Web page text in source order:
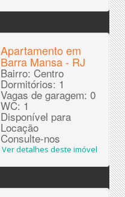
Apartamento em
Barra Mansa - RJ
Bairro: Centro
Dormitórios: 1
Vagas de garagem: 0
WC: 1
Disponível para
Locação
Consulte-nos
Ver detalhes deste imóvel